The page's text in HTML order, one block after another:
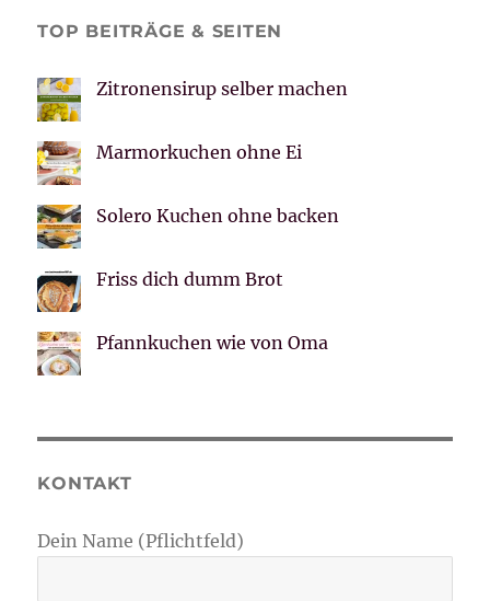
TOP BEITRÄGE & SEITEN
Zitronensirup selber machen
Marmorkuchen ohne Ei
Solero Kuchen ohne backen
Friss dich dumm Brot
Pfannkuchen wie von Oma
KONTAKT
Dein Name (Pflichtfeld)